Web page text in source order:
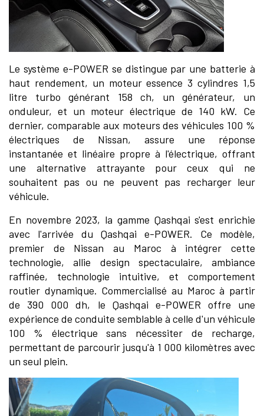
Le système e-POWER se distingue par une batterie à
haut rendement, un moteur essence 3 cylindres 1,5
litre turbo générant 158 ch, un générateur, un
onduleur, et un moteur électrique de 140 kW. Ce
dernier, comparable aux moteurs des véhicules 100 %
électriques de Nissan, assure une réponse
instantanée et linéaire propre à l'électrique, offrant
une alternative attrayante pour ceux qui ne
souhaitent pas ou ne peuvent pas recharger leur
véhicule.
En novembre 2023, la gamme Qashqai s'est enrichie
avec l'arrivée du Qashqai e-POWER. Ce modèle,
premier de Nissan au Maroc à intégrer cette
technologie, allie design spectaculaire, ambiance
raffinée, technologie intuitive, et comportement
routier dynamique. Commercialisé au Maroc à partir
de 390 000 dh, le Qashqai e-POWER offre une
expérience de conduite semblable à celle d'un véhicule
100 % électrique sans nécessiter de recharge,
permettant de parcourir jusqu'à 1 000 kilomètres avec
un seul plein.